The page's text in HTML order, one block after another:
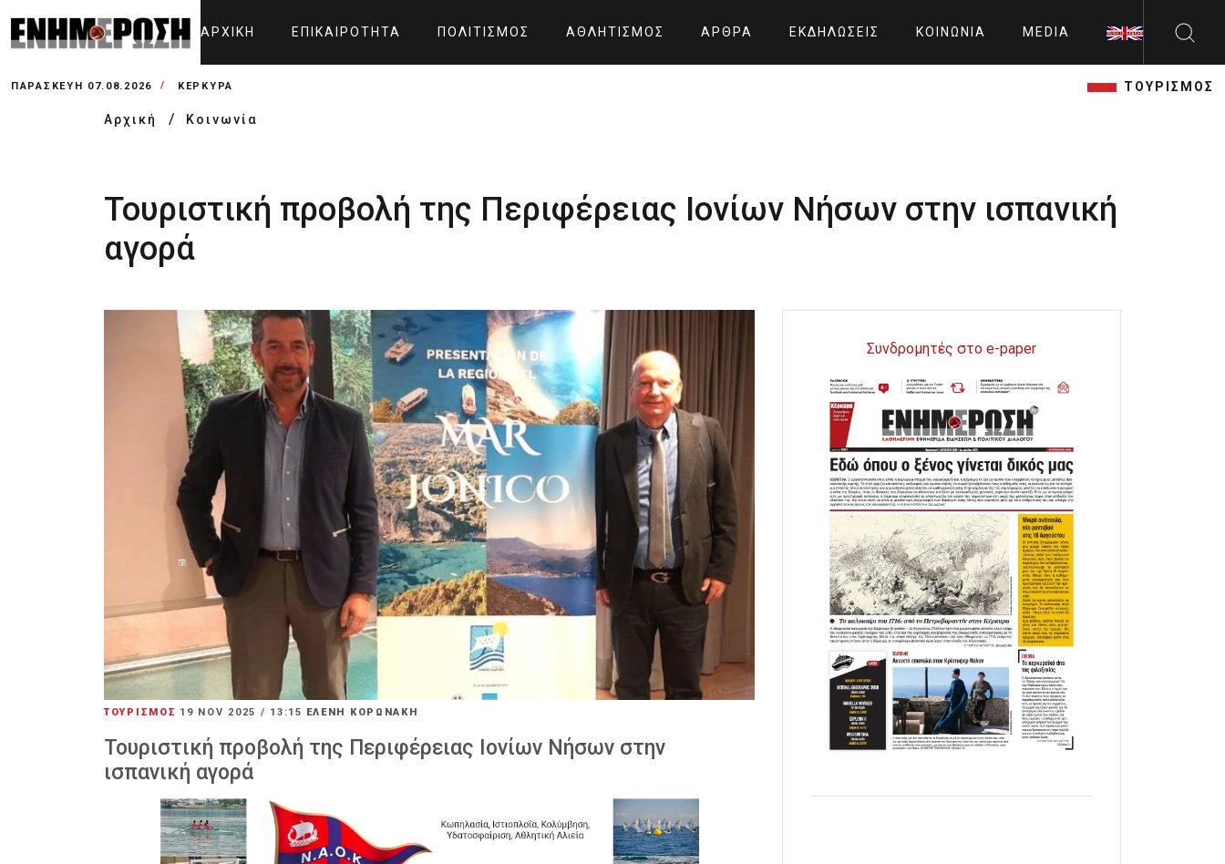
ΑΡΧΙΚΉ ΕΠΙΚΑΙΡΌΤΗΤΑ ΠΟΛΙΤΙΣΜΌΣ ΑΘΛΗΤΙΣΜΌΣ ΆΡΘΡΑ ΕΚΔΗΛΏΣΕΙΣ ΚΟΙΝΩΝΊΑ MEDIA
ΠΑΡΑΣΚΕΥΉ 07.08.2026 ΚΕΡΚΥΡΑ ΤΟΥΡΙΣΜΟΣ
Αρχική Κοινωνία
Τουριστική προβολή της Περιφέρειας Ιονίων Νήσων στην ισπανική
αγορά
ΤΟΥΡΙΣΜΟΣ 19 NOV 2025 / 13:15 ΕΛΕΝΗ ΚΟΡΩΝΑΚΗ
Τουριστική προβολή της Περιφέρειας Ιονίων Νήσων στην
ισπανική αγορά
Συνδρομητές στο e-paper